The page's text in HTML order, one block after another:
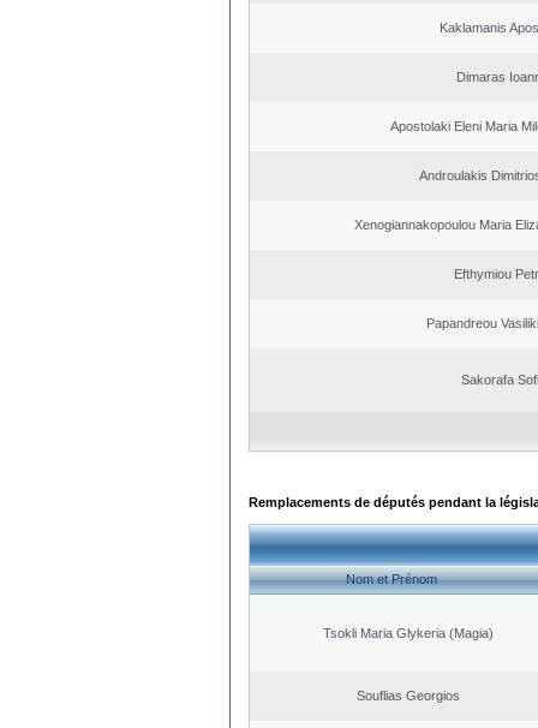
Kaklamanis
Dimaras
Apostolaki Eleni Maria
Androulakis
Xenogiannakopoulou Maria
Efthymiou
Papandreou
Sakorafa
Remplacements de députés pendant la
Nom et Prénom
Tsokli Maria Glykeria (Magia)
Souflias Georgios